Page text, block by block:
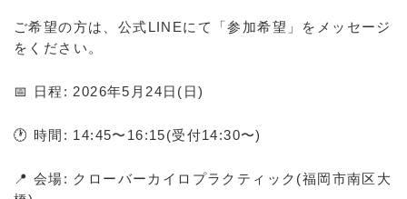
ご希望の方は、公式LINEにて「参加希望」をメッセージ
をください。
📅 日程: 2026年5月24日(日)
🕐 時間: 14:45〜16:15(受付14:30〜)
📍 会場: クローバーカイロプラクティック(福岡市南区大